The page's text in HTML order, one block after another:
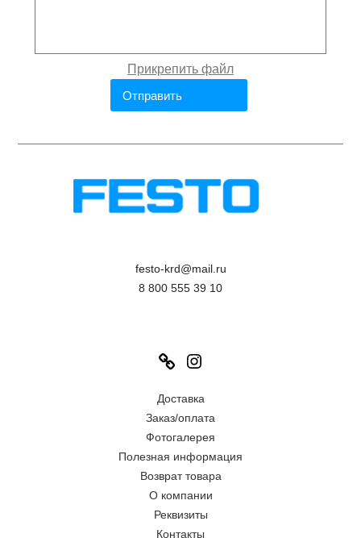
festo-krd@mail.ru
8 800 555 39 10
Link
Доставка
Заказ/оплата
Фотогалерея
Полезная информация
Возврат товара
О компании
Реквизиты
Контакты